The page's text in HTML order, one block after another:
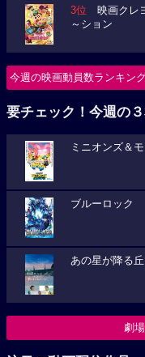
3位 映画クレ
～ション
今週の映画動員数ランキン
要チェック！今週の
ミニオンズ＆
ブルーロック
あの星が降る
劇